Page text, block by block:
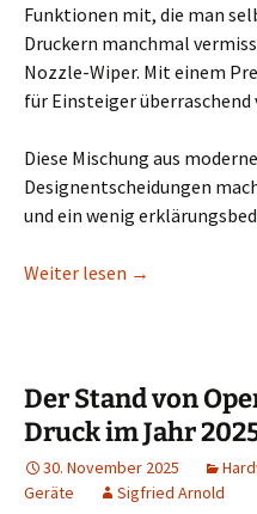
Funktionen mit, die man
Druckern manchmal
Nozzle-Wiper. Mit einem
für Einsteiger
Diese Mischung aus
Designentscheidungen
und ein wenig
Weiter lesen Geeetech
→
Der Stand von
Druck im Jahr
30. November 2025
Geräte
Sigfried Arnold